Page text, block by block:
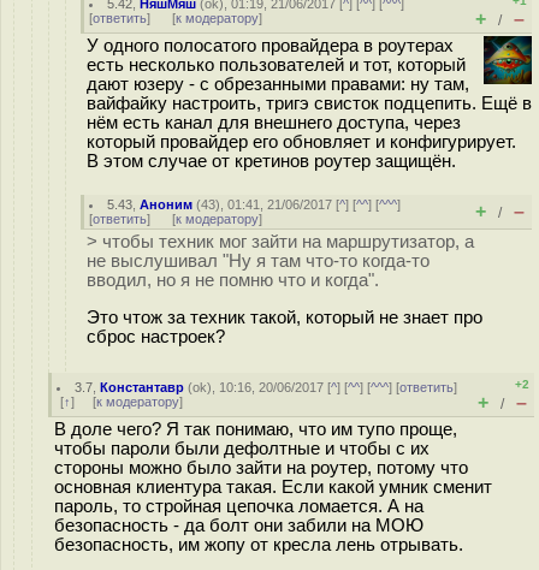
5.42 НяшМяш (ok), 01:19, 21/06/2017 [^ ] [^^ ] [^^^
[ответить] [к модератору] + / –
У одного полосатого провайдера в роутерах
есть несколько пользователей и тот, который
дают юзеру - с обрезанными правами: ну там,
вайфайку настроить, тригэ свисток подцепить. Ещё в
нём есть канал для внешнего доступа, через
который провайдер его обновляет и конфигурирует.
В этом случае от кретинов роутер защищён.
5.43 ,Аноним (43), 01:41, 21/06/2017 [^] [^^] [^^^]
[ответить] [к модератору] + / –
> чтобы техник мог зайти на маршрутизатор, а
не выслушивал "Ну я там что-то когда-то
вводил, но я не помню что и когда".
Это чтож за техник такой, который не знает про
сброс настроек?
3.7 ,Константавр (ok), 10:16, 20/06/2017 [^] [^^] [^^^] [ответить]
[↑] [к модератору]
+2
+ / –
В доле чего? Я так понимаю, что им тупо проще,
чтобы пароли были дефолтные и чтобы с их
стороны можно было зайти на роутер, потому что
основная клиентура такая. Если какой умник сменит
пароль, то стройная цепочка ломается. А на
безопасность - да болт они забили на МОЮ
безопасность, им жопу от кресла лень отрывать.